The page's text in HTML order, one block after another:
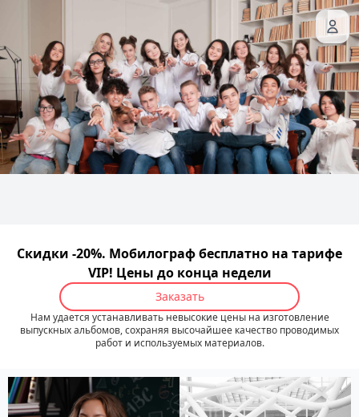
Скидки -20%. Мобилограф бесплатно на тарифе
VIP! Цены до конца недели
Заказать
Нам удается устанавливать невысокие цены на изготовление
выпускных альбомов, сохраняя высочайшее качество проводимых
работ и используемых материалов.